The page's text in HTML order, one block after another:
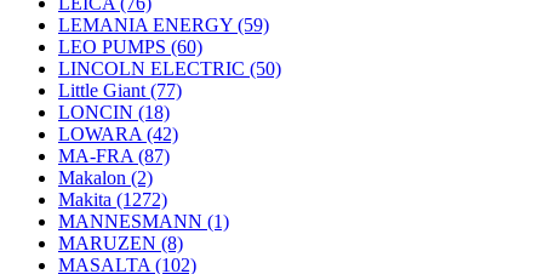
LEMANIA ENERGY (59)
LEO PUMPS (60)
LINCOLN ELECTRIC (50)
Little Giant (77)
LONCIN (18)
LOWARA (42)
MA-FRA (87)
Makalon (2)
Makita (1272)
MANNESMANN (1)
MARUZEN (8)
MASALTA (102)